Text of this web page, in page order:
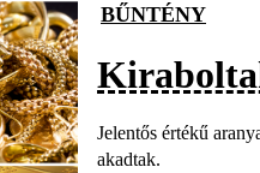
BŰNTÉNY
Jelentős értékű
akadtak.